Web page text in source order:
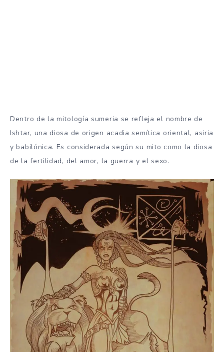
Dentro de la mitología sumeria se refleja el nombre de
Ishtar, una diosa de origen acadia semítica oriental, asiria
y babilónica. Es considerada según su mito como la diosa
de la fertilidad, del amor, la guerra y el sexo.